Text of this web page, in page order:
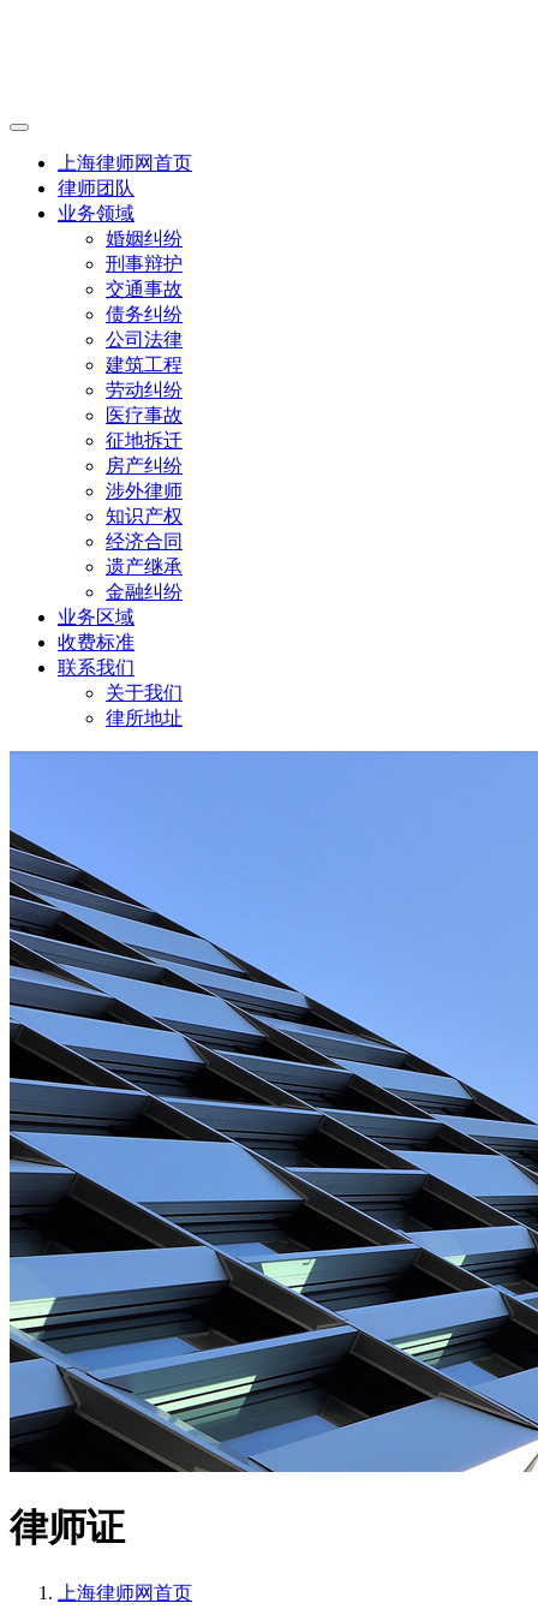
上海律师网首页
律师团队
业务领域
婚姻纠纷
刑事辩护
交通事故
债务纠纷
公司法律
建筑工程
劳动纠纷
医疗事故
征地拆迁
房产纠纷
涉外律师
知识产权
经济合同
遗产继承
金融纠纷
业务区域
收费标准
联系我们
关于我们
律所地址
律师证
上海律师网首页